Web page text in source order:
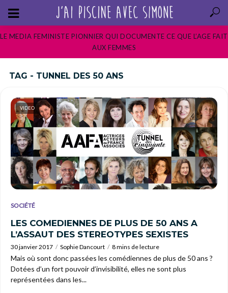
LE MEDIA FEMINISTE PIONNIER QUI DOCUMENTE CE QUE L’AGE FAIT
AUX FEMMES
TAG - TUNNEL DES 50 ANS
VIDEO
SOCIÉTÉ
LES COMEDIENNES DE PLUS DE 50 ANS A
L’ASSAUT DES STEREOTYPES SEXISTES
30 janvier 2017 Sophie Dancourt 8 mins de lecture
Mais où sont donc passées les comédiennes de plus de 50 ans ?
Dotées d’un fort pouvoir d’invisibilité, elles ne sont plus
représentées dans les...